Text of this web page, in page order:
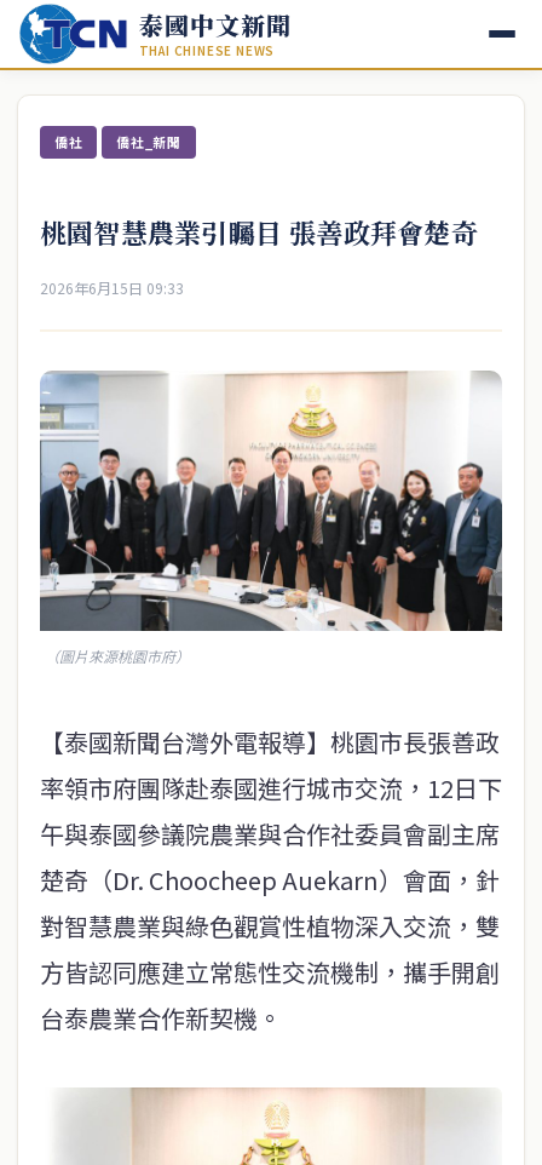
泰國中文新聞
THAI CHINESE NEWS
僑社 僑社_新聞
桃園智慧農業引矚目 張善政拜會楚奇
2026年6月15日 09:33
（圖片來源桃園市府）
【泰國新聞台灣外電報導】桃園市長張善政
率領市府團隊赴泰國進行城市交流，12日下
午與泰國參議院農業與合作社委員會副主席
楚奇（Dr. Choocheep Auekarn）會面，針
對智慧農業與綠色觀賞性植物深入交流，雙
方皆認同應建立常態性交流機制，攜手開創
台泰農業合作新契機。